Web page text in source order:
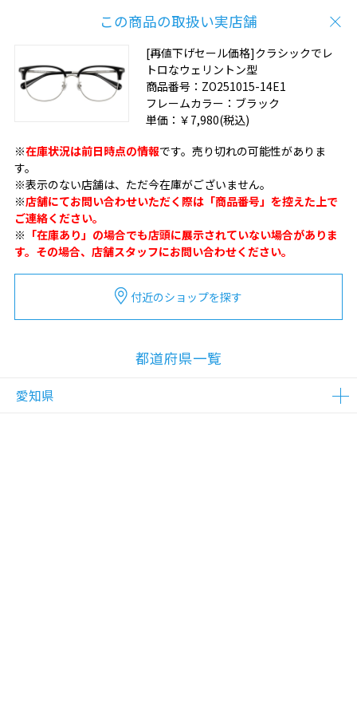
この商品の取扱い実店舗
[再値下げセール価格]クラシックでレ
トロなウェリントン型
商品番号： ZO251015-14E1
フレームカラー： ブラック
単価： ￥7,980(税込)
※在庫状況は前日時点の情報です。売り切れの可能性がありま
す。
※表示のない店舗は、ただ今在庫がございません。
※店舗にてお問い合わせいただく際は「商品番号」を控えた上で
ご連絡ください。
※ 「在庫あり」の場合でも店頭に展示されていない場合がありま
す。その場合、店舗スタッフにお問い合わせください。
付近のショップを探す
都道府県一覧
愛知県